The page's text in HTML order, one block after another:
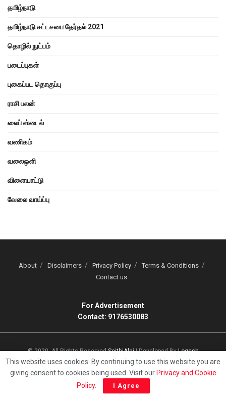
தமிழ்நாடு
தமிழ்நாடு சட்டசபை தேர்தல் 2021
தொழில் நுட்பம்
படைப்புகள்
புகைப்பட தொகுப்பு
ராசி பலன்
லைப் ஸ்டைல்
வணிகம்
வலைஒளி
விளையாட்டு
வேலை வாய்ப்பு
About Disclaimers Privacy Policy
Terms & Conditions
Contact us
For Advertisement
Contact: 9176530083
© 2020, All Rights ReservedSeithiAlai| Developed ByLogesh
This website uses cookies. By continuing to use this website you are
giving consent to cookies being used. Visit our Privacy and Cookie
Policy. I Agree